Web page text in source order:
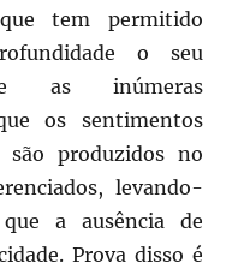
tem permitido
o seu
as inúmeras
os sentimentos
produzidos no
levando-
a ausência de
Prova disso é